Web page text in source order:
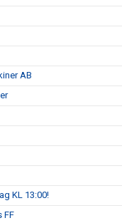
AB
KL 13:00!
FF